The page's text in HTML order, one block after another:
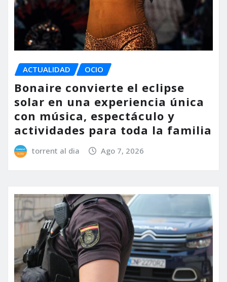
ACTUALIDAD OCIO
Bonaire convierte el eclipse
solar en una experiencia única
con música, espectáculo y
actividades para toda la familia
torrent al dia Ago 7, 2026